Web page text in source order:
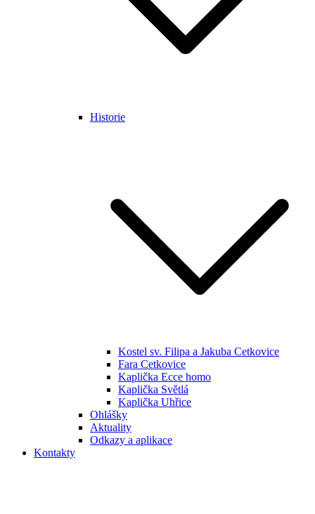
Historie
Kostel sv. Filipa a Jakuba Cetkovice
Fara Cetkovice
Kaplička Ecce homo
Kaplička Světlá
Kaplička Uhřice
Ohlášky
Aktuality
Odkazy a aplikace
Kontakty